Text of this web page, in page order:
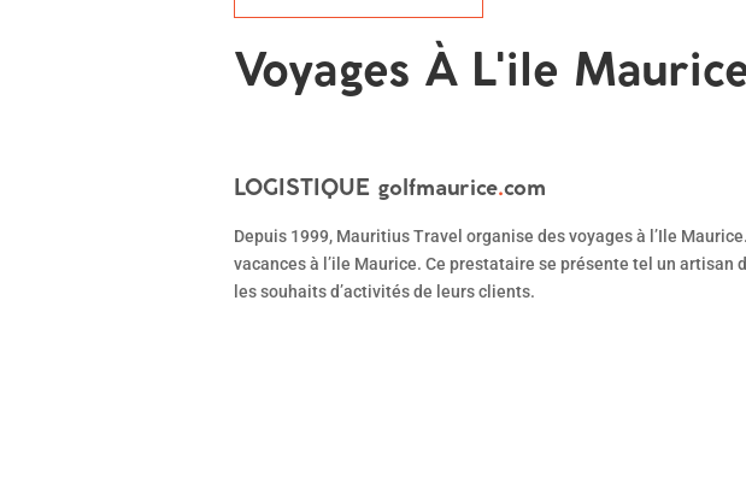
Voyages À L'ile
LOGISTIQUE golfmaurice.com
Depuis 1999, Mauritius Travel organise des voyages à l’Ile
vacances à l’ile Maurice. Ce prestataire se présente tel un
les souhaits d’activités de leurs clients.